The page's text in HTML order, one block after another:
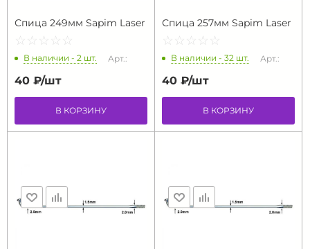
Спица 249мм Sapim Laser
☆ ☆ ☆ ☆ ☆
★ ★ ★ ★ ★
В наличии - 2 шт. Арт.:
40 ₽/шт
В КОРЗИНУ
Спица 257мм Sapim Laser
☆ ☆ ☆ ☆ ☆
★ ★ ★ ★ ★
В наличии - 32 шт. Арт.:
40 ₽/шт
В КОРЗИНУ